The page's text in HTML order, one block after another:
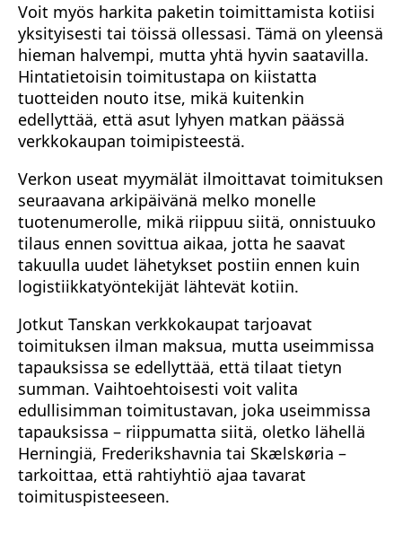
Voit myös harkita paketin toimittamista kotiisi
yksityisesti tai töissä ollessasi. Tämä on yleensä
hieman halvempi, mutta yhtä hyvin saatavilla.
Hintatietoisin toimitustapa on kiistatta
tuotteiden nouto itse, mikä kuitenkin
edellyttää, että asut lyhyen matkan päässä
verkkokaupan toimipisteestä.
Verkon useat myymälät ilmoittavat toimituksen
seuraavana arkipäivänä melko monelle
tuotenumerolle, mikä riippuu siitä, onnistuuko
tilaus ennen sovittua aikaa, jotta he saavat
takuulla uudet lähetykset postiin ennen kuin
logistiikkatyöntekijät lähtevät kotiin.
Jotkut Tanskan verkkokaupat tarjoavat
toimituksen ilman maksua, mutta useimmissa
tapauksissa se edellyttää, että tilaat tietyn
summan. Vaihtoehtoisesti voit valita
edullisimman toimitustavan, joka useimmissa
tapauksissa – riippumatta siitä, oletko lähellä
Herningiä, Frederikshavnia tai Skælskøria –
tarkoittaa, että rahtiyhtiö ajaa tavarat
toimituspisteeseen.